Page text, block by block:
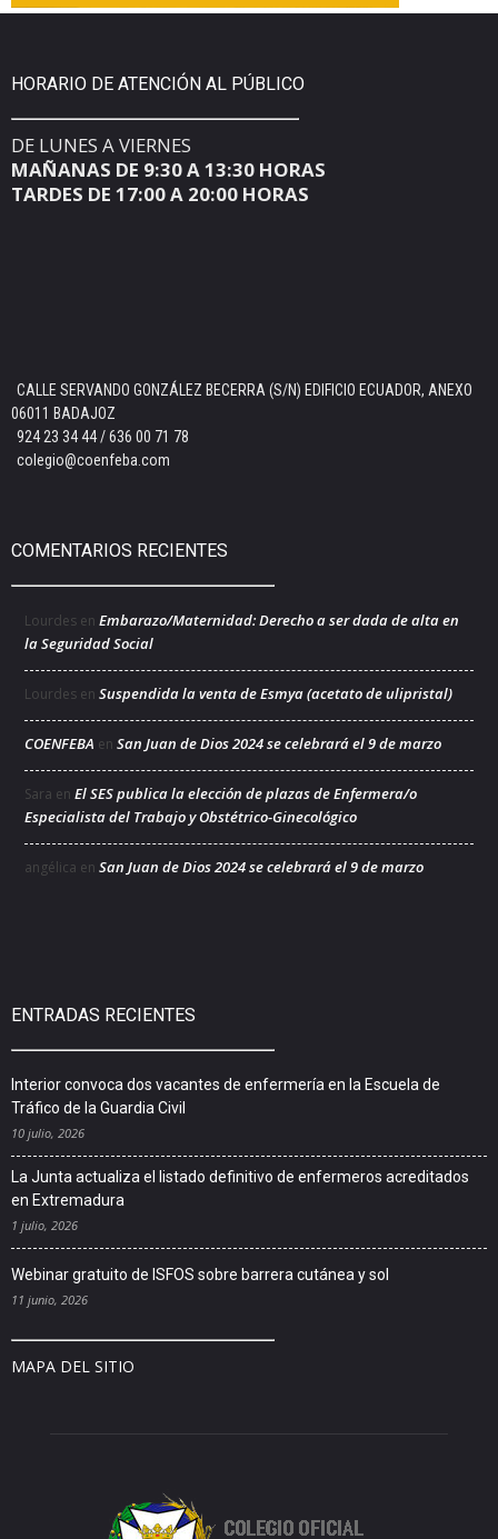
HORARIO DE ATENCIÓN AL PÚBLICO
DE LUNES A VIERNES
MAÑANAS DE 9:30 A 13:30 HORAS
TARDES DE 17:00 A 20:00 HORAS
CALLE SERVANDO GONZÁLEZ BECERRA (S/N) EDIFICIO ECUADOR, ANEXO
06011 BADAJOZ
924 23 34 44 / 636 00 71 78
colegio@coenfeba.com
COMENTARIOS RECIENTES
Lourdes en Embarazo/Maternidad: Derecho a ser dada de alta en
la Seguridad Social
Lourdes en Suspendida la venta de Esmya (acetato de ulipristal)
COENFEBA en San Juan de Dios 2024 se celebrará el 9 de marzo
Sara en El SES publica la elección de plazas de Enfermera/o
Especialista del Trabajo y Obstétrico-Ginecológico
angélica en San Juan de Dios 2024 se celebrará el 9 de marzo
ENTRADAS RECIENTES
Interior convoca dos vacantes de enfermería en la Escuela de
Tráfico de la Guardia Civil
10 julio, 2026
La Junta actualiza el listado definitivo de enfermeros acreditados
en Extremadura
1 julio, 2026
Webinar gratuito de ISFOS sobre barrera cutánea y sol
11 junio, 2026
MAPA DEL SITIO